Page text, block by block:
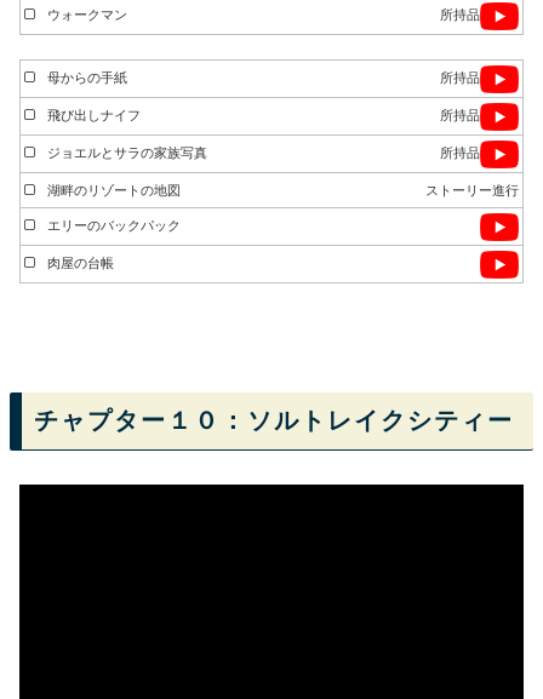
ウォークマン 所持品
母からの手紙 所持品
飛び出しナイフ 所持品
ジョエルとサラの家族写真 所持品
湖畔のリゾートの地図 ストーリー進行
エリーのバックパック
肉屋の台帳
チャプター１０：ソルトレイクシティー